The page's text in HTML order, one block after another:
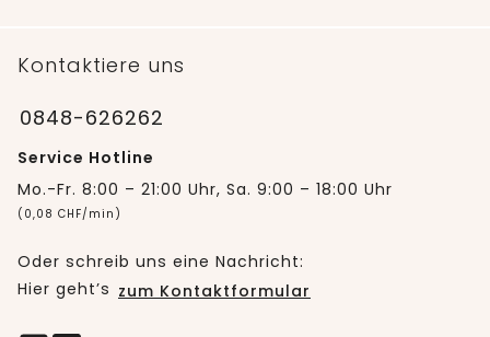
Kontaktiere uns
0848-626262
Service Hotline
Mo.-Fr. 8:00 – 21:00 Uhr, Sa. 9:00 – 18:00 Uhr
(0,08 CHF/min)
Oder schreib uns eine Nachricht:
Hier geht’s zum Kontaktformular